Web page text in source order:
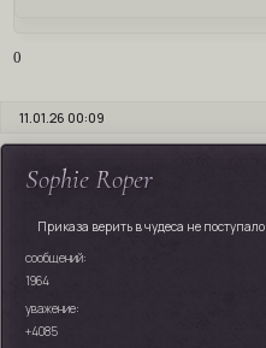
0
11.01.26 00:09
Sophie Roper
Приказа верить в чудеса не поступало
сообщений:
1964
уважение:
+4085